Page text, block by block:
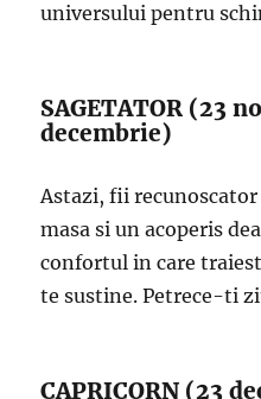
universului pentru
SAGETATOR (23
decembrie)
Astazi, fii
masa si un acoperis
confortul in care
te sustine. Petrece-ti
CAPRICORN (23